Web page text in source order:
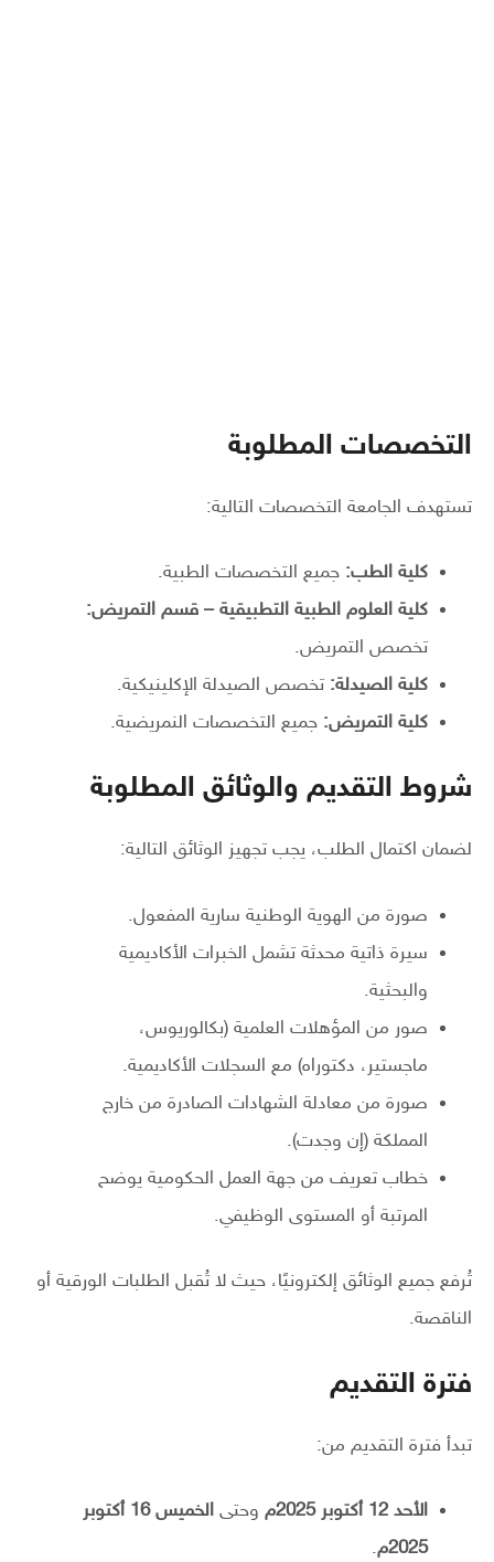
التخصصات المطلوبة
تستهدف الجامعة التخصصات التالية:
كلية الطب: جميع التخصصات الطبية.
كلية العلوم الطبية التطبيقية – قسم التمريض:
تخصص التمريض.
كلية الصيدلة: تخصص الصيدلة الإكلينيكية.
كلية التمريض: جميع التخصصات النمريضية.
شروط التقديم والوثائق المطلوبة
لضمان اكتمال الطلب، يجب تجهيز الوثائق التالية:
صورة من الهوية الوطنية سارية المفعول.
سيرة ذاتية محدثة تشمل الخبرات الأكاديمية
والبحثية.
صور من المؤهلات العلمية (بكالوريوس،
ماجستير، دكتوراه) مع السجلات الأكاديمية.
صورة من معادلة الشهادات الصادرة من خارج
المملكة (إن وجدت).
خطاب تعريف من جهة العمل الحكومية يوضح
المرتبة أو المستوى الوظيفي.
تُرفع جميع الوثائق إلكترونيًا، حيث لا تُقبل الطلبات الورقية أو
الناقصة.
فترة التقديم
تبدأ فترة التقديم من:
الأحد 12 أكتوبر 2025م وحتى
الخميس 16 أكتوبر
2025م .